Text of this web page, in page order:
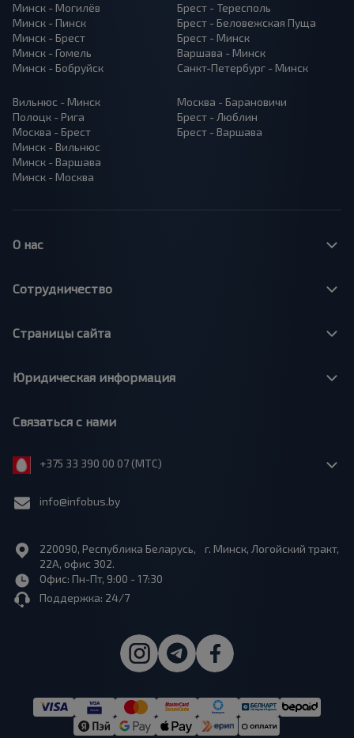
Минск - Могилёв
Минск - Пинск
Минск - Брест
Минск - Гомель
Минск - Бобруйск
Брест - Тересполь
Брест - Беловежская Пуща
Брест - Минск
Варшава - Минск
Санкт-Петербург - Минск
Вильнюс - Минск
Полоцк - Рига
Москва - Брест
Минск - Вильнюс
Минск - Варшава
Минск - Москва
Москва - Барановичи
Брест - Люблин
Брест - Варшава
О нас
Сотрудничество
Страницы сайта
Юридическая информация
Связаться с нами
+375 33 390 00 07 (МТС)
info@infobus.by
220090, Республика Беларусь, г. Минск, Логойский тракт,
22А, офис 302.
Офис: Пн-Пт, 9:00 - 17:30
Поддержка: 24/7